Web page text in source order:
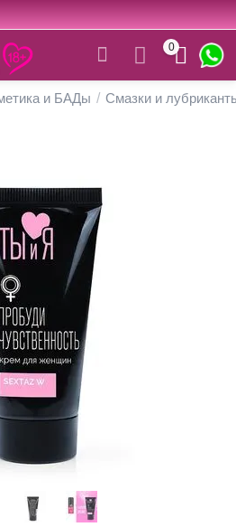
0
и БАДы / Смазки и